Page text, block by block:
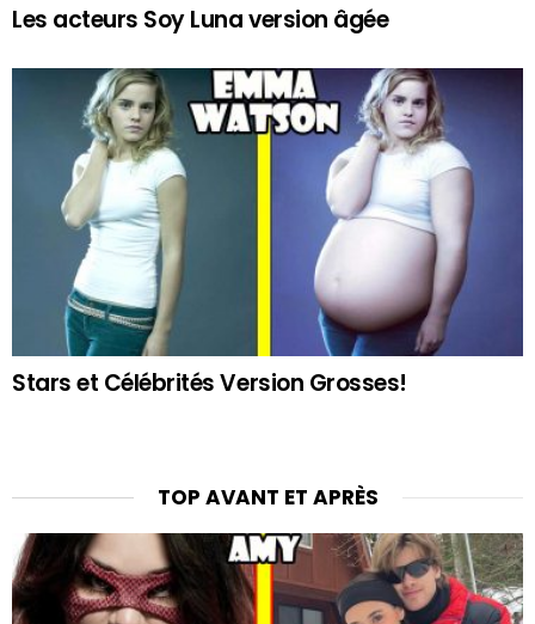
Les acteurs Soy Luna version âgée
Stars et Célébrités Version Grosses!
TOP AVANT ET APRÈS